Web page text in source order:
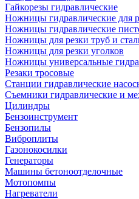
Гайкорезы гидравлические
Ножницы гидравлические для
Ножницы гидравлические
Ножницы для резки труб и
Ножницы для резки уголков
Ножницы универсальные
Резаки тросовые
Станции гидравлические
Съемники гидравлические и
Цилиндры
Бензоинструмент
Бензопилы
Виброплиты
Газонокосилки
Генераторы
Машины бетоноотделочные
Мотопомпы
Нагреватели